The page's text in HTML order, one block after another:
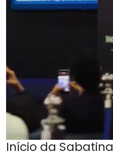
Início da Sabatina